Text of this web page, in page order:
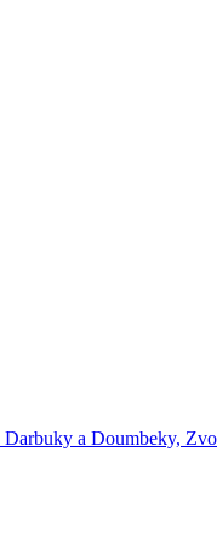
Darbuky a Doumbeky,